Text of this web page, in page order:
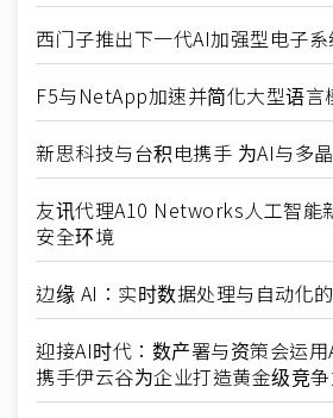
西门子推出下一代AI加强型电子
F5与NetApp加速并简化大型语言
新思科技与台积电携手 为AI与多
友讯代理A10 Networks人工智
安全环境
边缘 AI：实时数据处理与自动化
迎接AI时代：数产署与资策会运用
携手伊云谷为企业打造黄金级竞